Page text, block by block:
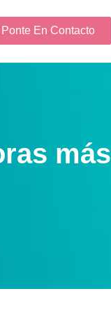
Ponte En Contacto
más